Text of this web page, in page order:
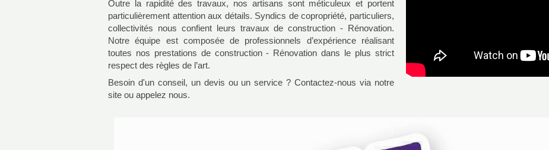
Outre la rapidité des travaux, nos artisans sont méticuleux et portent
particulièrement attention aux détails. Syndics de copropriété, particuliers,
collectivités nous confient leurs travaux de construction - Rénovation.
Notre équipe est composée de professionnels d’expérience réalisant
toutes nos prestations de construction - Rénovation dans le plus strict
respect des règles de l’art.
Besoin d'un conseil, un devis ou un service ? Contactez-nous via notre
site ou appelez nous.